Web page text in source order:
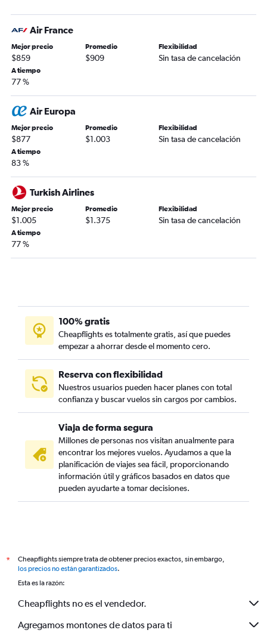
Air France
Mejor precio
$859
Promedio
$909
Flexibilidad
Sin tasa de cancelación
A tiempo
77 %
Air Europa
Mejor precio
$877
Promedio
$1.003
Flexibilidad
Sin tasa de cancelación
A tiempo
83 %
Turkish Airlines
Mejor precio
$1.005
Promedio
$1.375
Flexibilidad
Sin tasa de cancelación
A tiempo
77 %
100% gratis
Cheapflights es totalmente gratis, así que puedes
empezar a ahorrar desde el momento cero.
Reserva con flexibilidad
Nuestros usuarios pueden hacer planes con total
confianza y buscar vuelos sin cargos por cambios.
Viaja de forma segura
Millones de personas nos visitan anualmente para
encontrar los mejores vuelos. Ayudamos a que la
planificación de viajes sea fácil, proporcionando
información útil y gráficos basados en datos que
pueden ayudarte a tomar decisiones.
*
Cheapflights siempre trata de obtener precios exactos, sin embargo,
los precios no están garantizados.
Esta es la razón:
Cheapflights no es el vendedor.
Agregamos montones de datos para ti